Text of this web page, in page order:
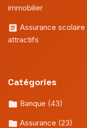
immobilier
Assurance
attractifs
Catégories
Banque (43)
Assurance (23)